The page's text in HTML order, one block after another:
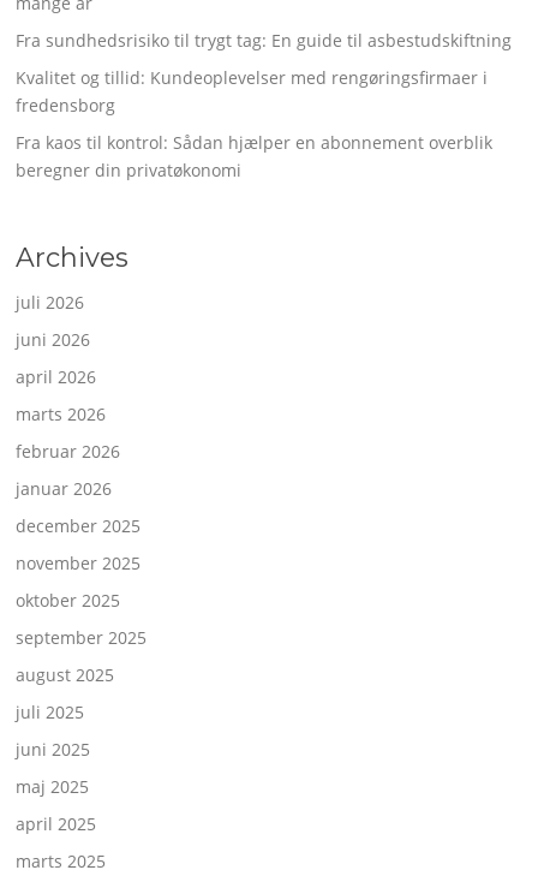
Fra sundhedsrisiko til trygt tag: En guide til asbestudskiftning
Kvalitet og tillid: Kundeoplevelser med rengøringsfirmaer i
fredensborg
Fra kaos til kontrol: Sådan hjælper en abonnement overblik
beregner din privatøkonomi
Archives
juli 2026
juni 2026
april 2026
marts 2026
februar 2026
januar 2026
december 2025
november 2025
oktober 2025
september 2025
august 2025
juli 2025
juni 2025
maj 2025
april 2025
marts 2025